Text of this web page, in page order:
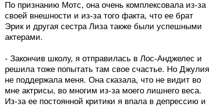
По признанию Мотс, она очень комплексовала из-за
своей внешности и из-за того факта, что ее брат
Эрик и другая сестра Лиза также были успешными
актерами.
- Закончив школу, я отправилась в Лос-Анджелес и
решила тоже попытать там свое счастье. Но Джулия
не поддержала меня. Она сказала, что не видит во
мне актрисы, во многим из-за моего лишнего веса.
Из-за ее постоянной критики я впала в депрессию и